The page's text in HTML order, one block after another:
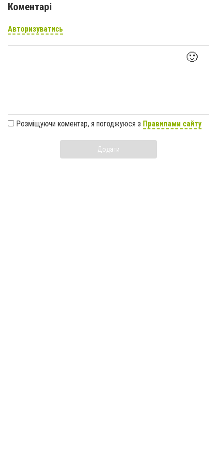
Коментарі
Авторизуватись
🙂
Розміщуючи коментар, я погоджуюся з Правилами сайту
Додати